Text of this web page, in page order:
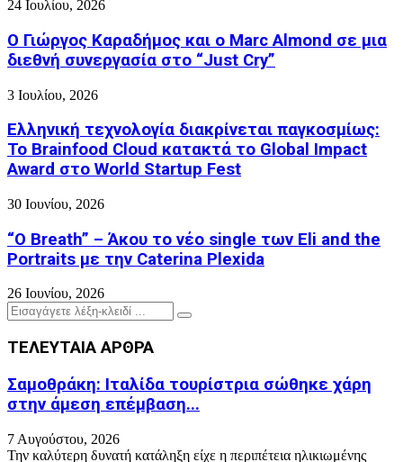
24 Ιουλίου, 2026
Ο Γιώργος Καραδήμος και ο Marc Almond σε μια
διεθνή συνεργασία στο “Just Cry”
3 Ιουλίου, 2026
Ελληνική τεχνολογία διακρίνεται παγκοσμίως:
Το Brainfood Cloud κατακτά το Global Impact
Award στο World Startup Fest
30 Ιουνίου, 2026
“O Breath” – Άκου το νέο single των Eli and the
Portraits με την Caterina Plexida
26 Ιουνίου, 2026
Search
for:
Search
ΤΕΛΕΥΤΑΙΑ ΑΡΘΡΑ
Σαμοθράκη: Ιταλίδα τουρίστρια σώθηκε χάρη
στην άμεση επέμβαση...
7 Αυγούστου, 2026
Την καλύτερη δυνατή κατάληξη είχε η περιπέτεια ηλικιωμένης